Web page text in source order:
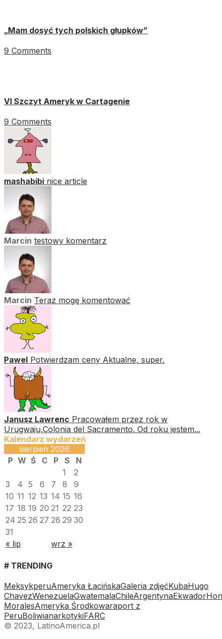
„Mam dosyć tych polskich głupków”
9 Comments
VI Szczyt Ameryk w Cartagenie
9 Comments
mashabibi nice article
Marcin testowy komentarz
Marcin Teraz mogę komentować
Pawel Potwierdzam ceny Aktualne, super.
Janusz Lawrenc Pracowałem przez rok w
Urugwaju,Colonia del Sacramento. Od roku jestem...
Kalendarz wydarzeń
sierpień 2026
P W Ś C P S
N
1
2
3
4 5 6 7 8
9
10 11 12 13 14 15 16
17 18 19 20 21 22 23
24 25 26 27 28 29 30
31
« lip
wrz »
# TRENDING
MeksykperuAmeryka ŁacińskaGaleria zdjęćKubaHugo
ChavezWenezuelaGwatemalaChileArgentynaEkwador
MoralesAmeryka Środkowaraport z
PeruBoliwianarkotykiFARC
© 2023, LatinoAmerica.pl